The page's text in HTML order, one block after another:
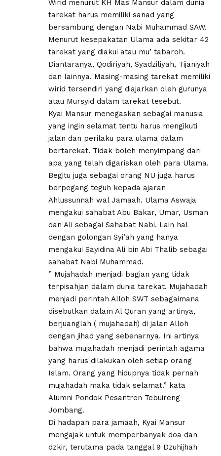
Wirid menurut KH Mas Mansur dalam dunia
tarekat harus memiliki sanad yang
bersambung dengan Nabi Muhammad SAW.
Menurut kesepakatan Ulama ada sekitar 42
tarekat yang diakui atau mu’ tabaroh.
Diantaranya, Qodiriyah, Syadziliyah, Tijaniyah
dan lainnya. Masing-masing tarekat memiliki
wirid tersendiri yang diajarkan oleh gurunya
atau Mursyid dalam tarekat tesebut.
Kyai Mansur menegaskan sebagai manusia
yang ingin selamat tentu harus mengikuti
jalan dan perilaku para ulama dalam
bertarekat. Tidak boleh menyimpang dari
apa yang telah digariskan oleh para Ulama.
Begitu juga sebagai orang NU juga harus
berpegang teguh kepada ajaran
Ahlussunnah wal Jamaah. Ulama Aswaja
mengakui sahabat Abu Bakar, Umar, Usman
dan Ali sebagai Sahabat Nabi. Lain hal
dengan golongan Syi’ah yang hanya
mengakui Sayidina Ali bin Abi Thalib sebagai
sahabat Nabi Muhammad.
” Mujahadah menjadi bagian yang tidak
terpisahjan dalam dunia tarekat. Mujahadah
menjadi perintah Alloh SWT sebagaimana
disebutkan dalam Al Quran yang artinya,
berjuanglah ( mujahadah) di jalan Alloh
dengan jihad yang sebenarnya. Ini artinya
bahwa mujahadah menjadi perintah agama
yang harus dilakukan oleh setiap orang
Islam. Orang yang hidupnya tidak pernah
mujahadah maka tidak selamat.” kata
Alumni Pondok Pesantren Tebuireng
Jombang.
Di hadapan para jamaah, Kyai Mansur
mengajak untuk memperbanyak doa dan
dzkir, terutama pada tanggal 9 Dzuhijhah